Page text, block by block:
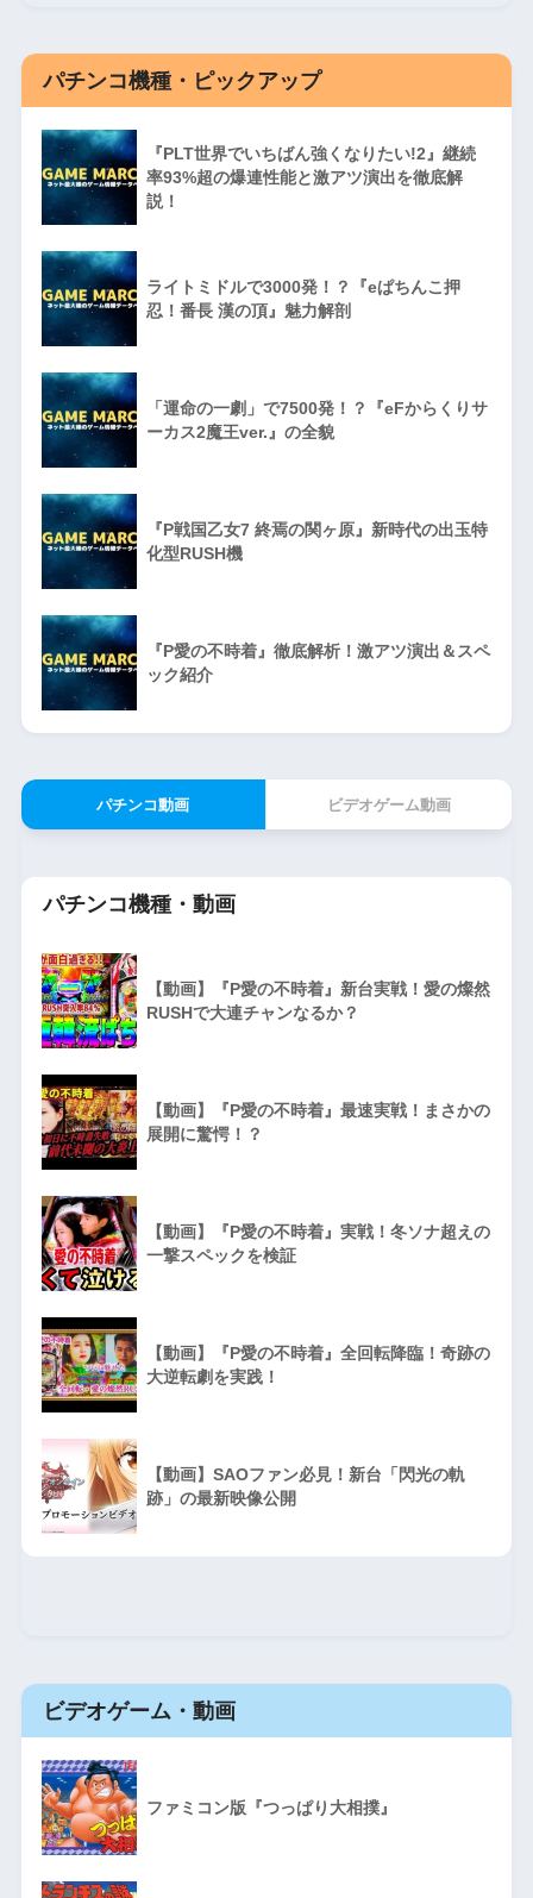
パチンコ機種・ピックアップ
『PLT世界でいちばん強くなりたい!2』継続
率93%超の爆連性能と激アツ演出を徹底解
説！
ライトミドルで3000発！？『eぱちんこ押
忍！番長 漢の頂』魅力解剖
「運命の一劇」で7500発！？『eFからくりサ
ーカス2魔王ver.』の全貌
『P戦国乙女7 終焉の関ヶ原』新時代の出玉特
化型RUSH機
『P愛の不時着』徹底解析！激アツ演出＆スペ
ック紹介
パチンコ動画 ビデオゲーム動画
パチンコ機種・動画
【動画】『P愛の不時着』新台実戦！愛の燦然
RUSHで大連チャンなるか？
【動画】『P愛の不時着』最速実戦！まさかの
展開に驚愕！？
【動画】『P愛の不時着』実戦！冬ソナ超えの
一撃スペックを検証
【動画】『P愛の不時着』全回転降臨！奇跡の
大逆転劇を実践！
【動画】SAOファン必見！新台「閃光の軌
跡」の最新映像公開
ビデオゲーム・動画
ファミコン版『つっぱり大相撲』